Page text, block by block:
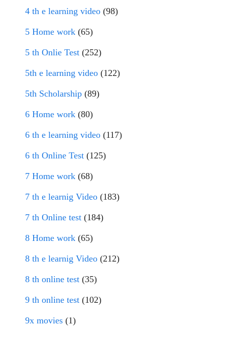
4 th e learning video (98)
5 Home work (65)
5 th Onlie Test (252)
5th e learning video (122)
5th Scholarship (89)
6 Home work (80)
6 th e learning video (117)
6 th Online Test (125)
7 Home work (68)
7 th e learnig Video (183)
7 th Online test (184)
8 Home work (65)
8 th e learnig Video (212)
8 th online test (35)
9 th online test (102)
9x movies (1)